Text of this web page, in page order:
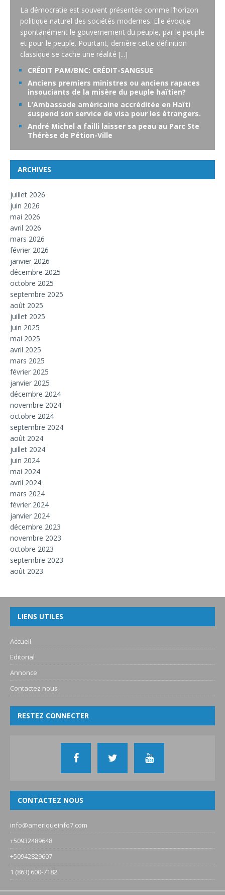
La démocratie est souvent présentée comme l’horizon
politique naturel des sociétés modernes. Elle évoque
spontanément le gouvernement du peuple, par le peuple
et pour le peuple. Pourtant, derrière cette définition
classique se cache une réalité [...]
CRÉDIT PAM/BNC: CRÉDIT-SANGSUE
Anciens premiers ministres ou anciens rapaces
insouciants de la misère du peuple haïtien?
L’Ambassade américaine accréditée en Haïti
suspend son service de visa pour les étrangers.
André Michel a failli laisser sa peau au Parc Ste
Thérèse de Pétion-Ville
ARCHIVES
juillet 2026
juin 2026
mai 2026
avril 2026
mars 2026
février 2026
janvier 2026
décembre 2025
octobre 2025
septembre 2025
août 2025
juillet 2025
juin 2025
mai 2025
avril 2025
mars 2025
février 2025
janvier 2025
décembre 2024
novembre 2024
octobre 2024
septembre 2024
août 2024
juillet 2024
juin 2024
mai 2024
avril 2024
mars 2024
février 2024
janvier 2024
décembre 2023
novembre 2023
octobre 2023
septembre 2023
août 2023
LIENS UTILES
Accueil
Editorial
Annonce
Contactez nous
RESTEZ CONNECTER
CONTACTEZ NOUS
info@ameriqueinfo7.com
+50932489648
+50942829607
1 (863) 600-7182